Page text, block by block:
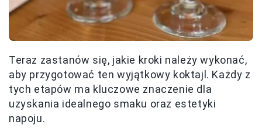
Teraz zastanów się, jakie kroki należy wykonać,
aby przygotować ten wyjątkowy koktajl. Każdy z
tych etapów ma kluczowe znaczenie dla
uzyskania idealnego smaku oraz estetyki
napoju.